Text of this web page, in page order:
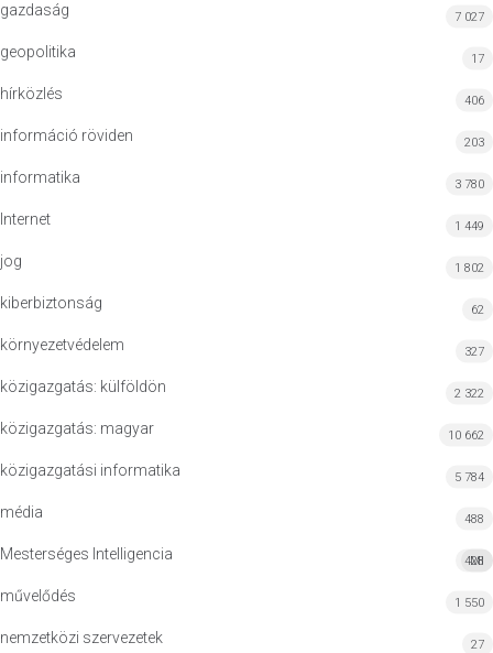
gazdaság 7 027
geopolitika 17
hírközlés 406
információ röviden 203
informatika 3 780
Internet 1 449
jog 1 802
kiberbiztonság 62
környezetvédelem 327
közigazgatás: külföldön 2 322
közigazgatás: magyar 10 662
közigazgatási informatika 5 784
média 488
Mesterséges Intelligencia MI
428
művelődés 1 550
nemzetközi szervezetek 27